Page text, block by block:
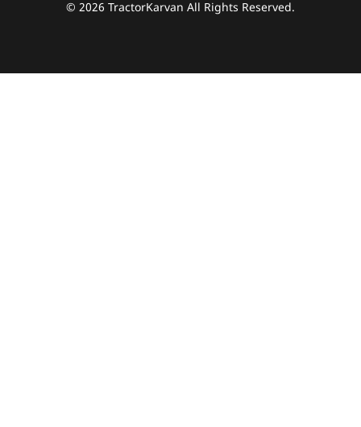
© 2026 TractorKarvan All Rights Reserved.